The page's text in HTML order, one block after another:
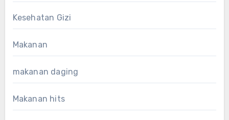
Kesehatan Gizi
Makanan
makanan daging
Makanan hits